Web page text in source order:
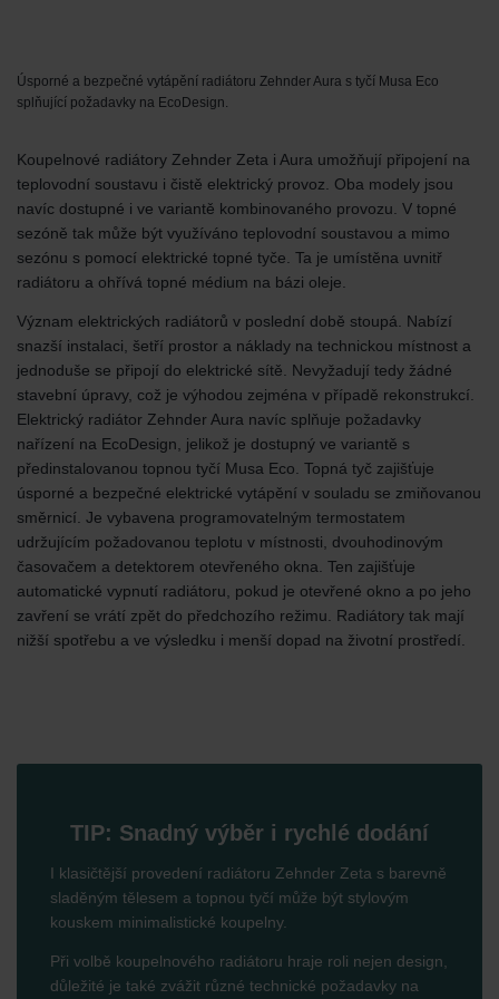
Úsporné a bezpečné vytápění radiátoru Zehnder Aura s tyčí Musa Eco
splňující požadavky na EcoDesign.
Koupelnové radiátory Zehnder Zeta i Aura umožňují připojení na
teplovodní soustavu i čistě elektrický provoz. Oba modely jsou
navíc dostupné i ve variantě kombinovaného provozu. V topné
sezóně tak může být využíváno teplovodní soustavou a mimo
sezónu s pomocí elektrické topné tyče. Ta je umístěna uvnitř
radiátoru a ohřívá topné médium na bázi oleje.
Význam elektrických radiátorů v poslední době stoupá. Nabízí
snazší instalaci, šetří prostor a náklady na technickou místnost a
jednoduše se připojí do elektrické sítě. Nevyžadují tedy žádné
stavební úpravy, což je výhodou zejména v případě rekonstrukcí.
Elektrický radiátor Zehnder Aura navíc splňuje požadavky
nařízení na EcoDesign, jelikož je dostupný ve variantě s
předinstalovanou topnou tyčí Musa Eco. Topná tyč zajišťuje
úsporné a bezpečné elektrické vytápění v souladu se zmiňovanou
směrnicí. Je vybavena programovatelným termostatem
udržujícím požadovanou teplotu v místnosti, dvouhodinovým
časovačem a detektorem otevřeného okna. Ten zajišťuje
automatické vypnutí radiátoru, pokud je otevřené okno a po jeho
zavření se vrátí zpět do předchozího režimu. Radiátory tak mají
nižší spotřebu a ve výsledku i menší dopad na životní prostředí.
TIP: Snadný výběr i rychlé dodání
I klasičtější provedení radiátoru Zehnder Zeta s barevně
sladěným tělesem a topnou tyčí může být stylovým
kouskem minimalistické koupelny.
Při volbě koupelnového radiátoru hraje roli nejen design,
důležité je také zvážit různé technické požadavky na